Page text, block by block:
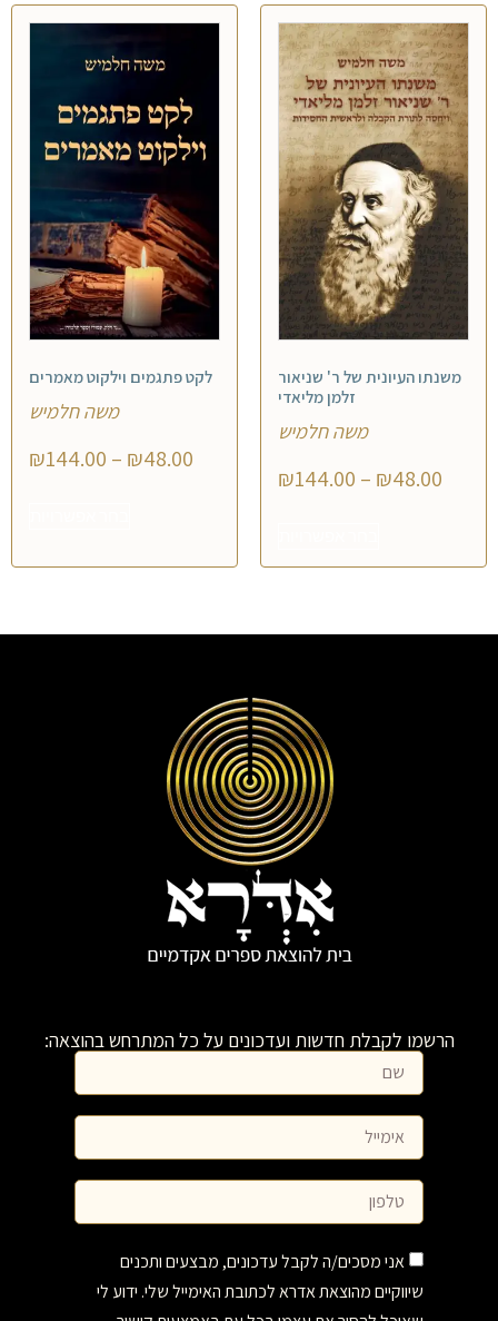
משנתו העיונית של ר' שניאור
זלמן מליאדי
משה חלמיש
₪48.00
–
₪144.00
לקט פתגמים וילקוט מאמרים
משה חלמיש
₪48.00
–
₪144.00
הרשמו לקבלת חדשות ועדכונים על כל המתרחש בהוצאה:
אני מסכים/ה לקבל עדכונים, מבצעים ותכנים
שיווקיים מהוצאת אדרא לכתובת האימייל שלי. ידוע לי